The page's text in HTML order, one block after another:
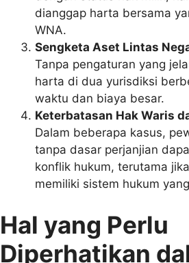
dianggap harta bersama
WNA.
Sengketa Aset Lintas
Tanpa pengaturan yang
harta di dua yurisdiksi
waktu dan biaya besar.
Keterbatasan Hak Waris
Dalam beberapa kasus,
tanpa dasar perjanjian
konflik hukum, terutama
memiliki sistem hukum
Hal yang Perlu
Diperhatikan